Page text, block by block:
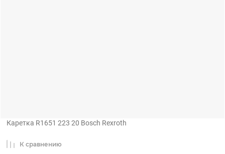
Каретка R1651 223 20 Bosch Rexroth
К сравнению